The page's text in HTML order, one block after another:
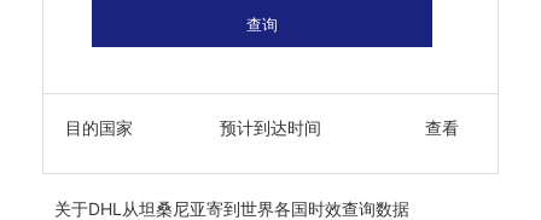
查询
目的国家 预计到达时间 查看
关于DHL从坦桑尼亚寄到世界各国时效查询数据